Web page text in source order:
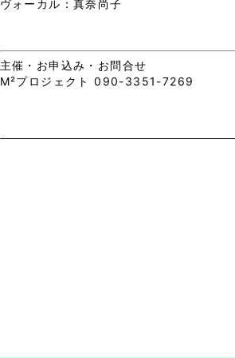
ヴォーカル：真奈尚子
主催・お申込み・お問合せ
M²プロジェクト090-3351-7269